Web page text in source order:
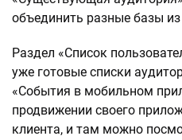
объединить разные базы
Раздел «Список
уже готовые списки
«События в мобильном
продвижении своего
клиента, и там можно